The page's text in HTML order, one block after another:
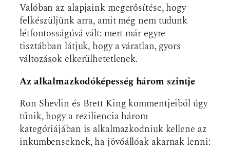
Valóban az alapjaink megerősítése, hogy
felkészüljünk arra, amit még nem tudunk
létfontosságúvá vált: mert már egyre
tisztábban látjuk, hogy a váratlan, gyors
változások elkerülhetetlenek.
Az alkalmazkodóképesség három szintje
Ron Shevlin és Brett King kommentjeiből úgy
tűnik, hogy a reziliencia három
kategóriájában is alkalmazkodniuk kellene az
inkumbenseknek, ha jövőállóak akarnak lenni: